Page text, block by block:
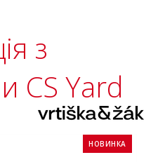
з
CS Yard
НОВИНКА